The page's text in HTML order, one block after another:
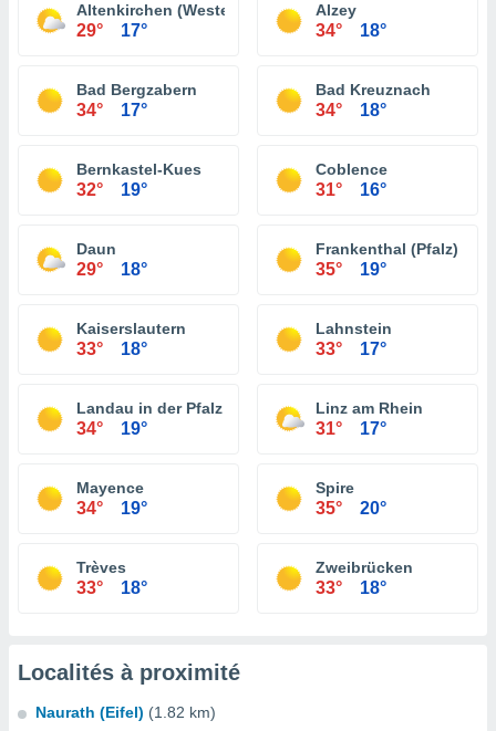
Altenkirchen (Westerwald)
29° 17°
Alzey
34° 18°
Bad Bergzabern
34° 17°
Bad Kreuznach
34° 18°
Bernkastel-Kues
32° 19°
Coblence
31° 16°
Daun
29° 18°
Frankenthal (Pfalz)
35° 19°
Kaiserslautern
33° 18°
Lahnstein
33° 17°
Landau in der Pfalz
34° 19°
Linz am Rhein
31° 17°
Mayence
34° 19°
Spire
35° 20°
Trèves
33° 18°
Zweibrücken
33° 18°
Localités à proximité
Naurath (Eifel) (1.82 km)